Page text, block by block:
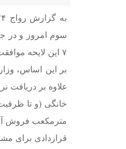
به گزارش رواج ۲۴ به نقل از –
۷ این لایحه موافقت کردند.
بر این اساس،
علاوه بر
مترمکعب فروش